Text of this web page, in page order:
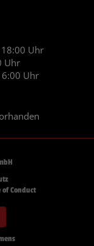
Uhr
Uhr
Uhr
of Conduct